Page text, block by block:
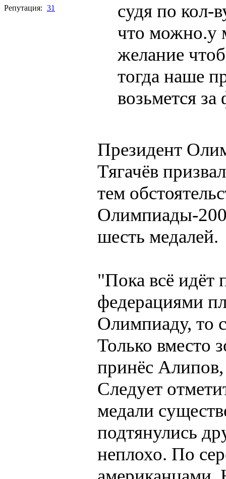
Репутация: 31
судя по кол-
что можно.у
желание
тогда наше
возьмется
Президент
Тягачёв
тем
Олимпиады-
шесть медалей.
"Пока всё идёт
федерациями
Олимпиаду, то
Только вместо
принёс
Следует
медали
подтянулись
неплохо. По